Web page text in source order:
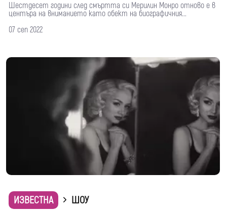
Шестдесет години след смъртта си Мерилин Монро отново е в
центъра на вниманието като обект на биографичния...
07 сеп 2022
ИЗВЕСТНА
ШОУ